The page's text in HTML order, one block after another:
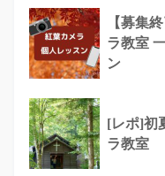
【募集
ラ教室
ン
[レポ]初
ラ教室